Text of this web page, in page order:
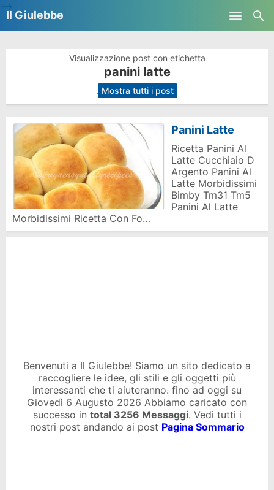
Il Giulebbe
Visualizzazione post con etichetta
panini latte
. Mostra tutti i post
Panini Latte
Ricetta Panini Al
Latte Cucchiaio D
Argento Panini Al
Latte Morbidissimi
Bimby Tm31 Tm5
Panini Al Latte
Morbidissimi Ricetta Con Fo…
Benvenuti a Il Giulebbe! Siamo un sito dedicato a
raccogliere le idee, gli stili e gli oggetti più
interessanti che ti aiuteranno. fino ad oggi su
Giovedì 6 Augusto 2026 Abbiamo caricato con
successo in total 3256 Messaggi. Vedi tutti i
nostri post andando ai post Pagina Sommario